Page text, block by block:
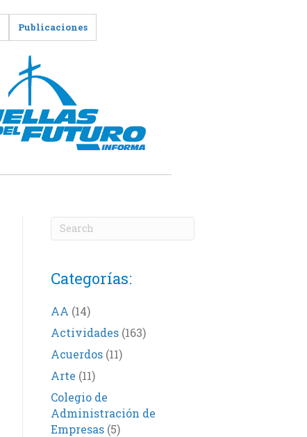
Publicaciones
Categorías:
AA (14)
Actividades(163)
Acuerdos(11)
Arte (11)
Colegio de
Administración de
Empresas(5)